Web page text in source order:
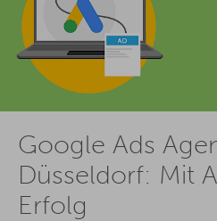
Google Ads
Düsseldorf: Mit
Erfolg